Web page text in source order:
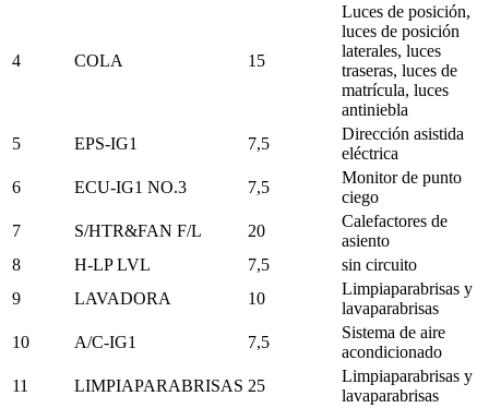
4 COLA 15
Luces de posición,
luces de posición
laterales, luces
traseras, luces de
matrícula, luces
antiniebla
5
EPS-IG1 7,5
Dirección asistida
eléctrica
6
ECU-IG1 NO.3 7,5
Monitor de punto
ciego
7
S/HTR&FAN F/L 20
Calefactores de
asiento
8
H-LP LVL 7,5
sin circuito
9
LAVADORA 10
Limpiaparabrisas y
lavaparabrisas
10
A/C-IG1 7,5
Sistema de aire
acondicionado
11
LIMPIAPARABRISAS 25
Limpiaparabrisas y
lavaparabrisas